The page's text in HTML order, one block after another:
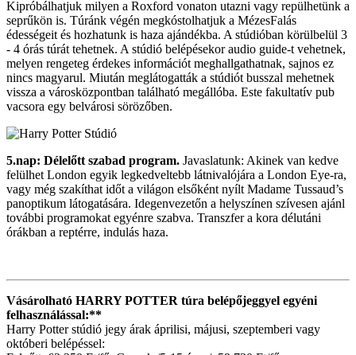
Kipróbálhatjuk milyen a Roxford vonaton utazni vagy repülhetünk a
seprűkön is. Túránk végén megkóstolhatjuk a MézesFalás
édességeit és hozhatunk is haza ajándékba. A stúdióban körülbelül 3
- 4 órás túrát tehetnek. A stúdió belépésekor audio guide-t vehetnek,
melyen rengeteg érdekes információt meghallgathatnak, sajnos ez
nincs magyarul. Miután meglátogatták a stúdiót busszal mehetnek
vissza a városközpontban található megállóba. Este fakultatív pub
vacsora egy belvárosi sörözőben.
5.nap: Délelőtt szabad program. Javaslatunk: Akinek van kedve
felülhet London egyik legkedveltebb látnivalójára a London Eye-ra,
vagy még szakíthat időt a világon elsőként nyílt Madame Tussaud’s
panoptikum látogatására. Idegenvezetőn a helyszínen szívesen ajánl
további programokat egyénre szabva. Transzfer a kora délutáni
órákban a reptérre, indulás haza.
Vásárolható HARRY POTTER túra belépőjeggyel egyéni
felhasználással:**
Harry Potter stúdió jegy árak áprilisi, májusi, szeptemberi vagy
októberi belépéssel: